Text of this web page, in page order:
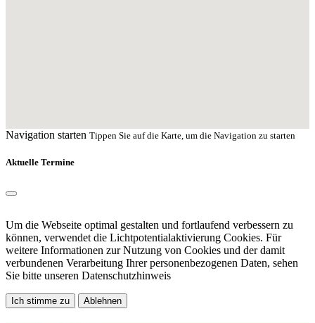
Navigation starten Tippen Sie auf die Karte, um die Navigation zu starten
Aktuelle Termine
Um die Webseite optimal gestalten und fortlaufend verbessern zu
können, verwendet die Lichtpotentialaktivierung Cookies. Für
weitere Informationen zur Nutzung von Cookies und der damit
verbundenen Verarbeitung Ihrer personenbezogenen Daten, sehen
Sie bitte unseren Datenschutzhinweis
Ich stimme zu Ablehnen